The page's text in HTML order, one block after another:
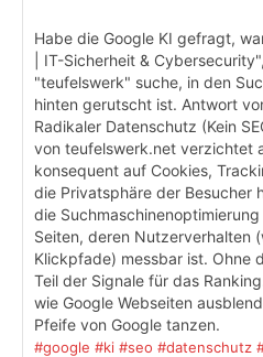
Habe die Google KI gefragt,
| IT-Sicherheit &
"teufelswerk" suche, in den
hinten gerutscht ist. Antwort
Radikaler Datenschutz (Kein
von teufelswerk.net verzichtet
konsequent auf Cookies,
die Privatsphäre der Besucher
die
Seiten, deren Nutzerverhalten
Klickpfade) messbar ist. Ohne
Teil der Signale für das
wie Google Webseiten
Pfeife von Google tanzen.
#google #ki #seo #datenschutz